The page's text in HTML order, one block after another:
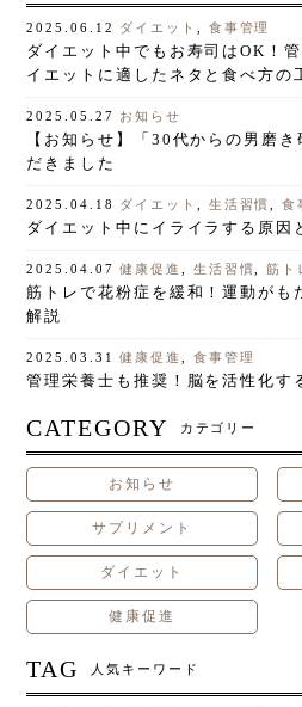
2025.06.12 ダイエット 食事管理
ダイエット中でもお寿司はOK！
イエットに適したネタと食べ方の
2025.05.27 お知らせ
【お知らせ】「30代からの男磨
だきました
2025.04.18 ダイエット 生活習慣 ,食
ダイエット中にイライラする原因
2025.04.07 健康促進 生活習慣 ,筋ト
筋トレで花粉症を緩和！運動がも
解説
2025.03.31 健康促進 食事管理
管理栄養士も推奨！脳を活性化す
CATEGORY カテゴリー
お知らせ
サプリメント
ダイエット
健康促進
TAG 人気キーワード